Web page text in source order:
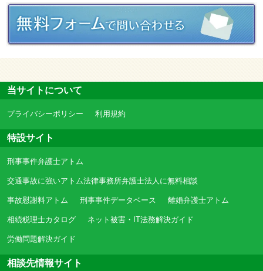
当サイトについて
プライバシーポリシー 利用規約
特設サイト
刑事事件弁護士アトム
交通事故に強いアトム法律事務所弁護士法人に無料相談
事故慰謝料アトム 刑事事件データベース 離婚弁護士アトム
相続税理士カタログ ネット被害・IT法務解決ガイド
労働問題解決ガイド
相談先情報サイト